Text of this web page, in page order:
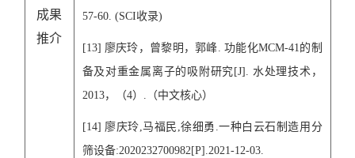
成果
推介
57-60. (SCI收录)
[13] 廖庆玲，曾黎明，郭峰.功能化MCM-41的制
备及对重金属离子的吸附研究 [J]. 水处理技术，
2013，（4） . （中文核心）
[14] 廖庆玲,马福民 ,徐细勇 .一种白云石制造用分
筛设备:2020232700982[P].2021-12-03.